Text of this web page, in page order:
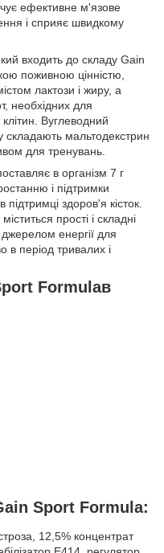
ефективне м'язове
і сприяє швидкому
входить до складу Gain
поживною цінністю,
лактози і жиру, а
необхідних для
Вуглеводний
складають мальтодекстрин
для тренувань.
в організм 7 г
і підтримки
здоров'я кісток.
прості і складні
енергії для
в період тривалих і
Formulaв
Sport Formula:
12,5% концентрат